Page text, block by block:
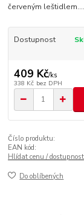
červeným leštidlem....
Dostupnost
409 Kč/ks
338 Kč bez DPH
Číslo produktu:
EAN kód:
Hlídat cenu / dostupnost
Do oblíbených